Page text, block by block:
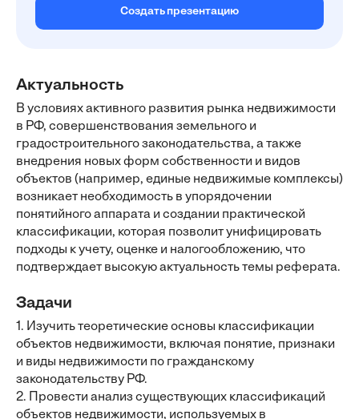
Создать презентацию
Актуальность
В условиях активного развития рынка недвижимости
в РФ, совершенствования земельного и
градостроительного законодательства, а также
внедрения новых форм собственности и видов
объектов (например, единые недвижимые комплексы)
возникает необходимость в упорядочении
понятийного аппарата и создании практической
классификации, которая позволит унифицировать
подходы к учету, оценке и налогообложению, что
подтверждает высокую актуальность темы реферата.
Задачи
1. Изучить теоретические основы классификации
объектов недвижимости, включая понятие, признаки
и виды недвижимости по гражданскому
законодательству РФ.
2. Провести анализ существующих классификаций
объектов недвижимости, используемых в